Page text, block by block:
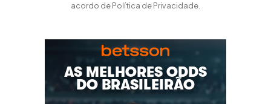
acordo de Política de Privacidade.